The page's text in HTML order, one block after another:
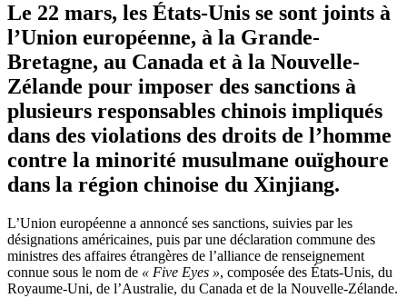
Le 22 mars, les États-Unis se sont joints à
l’Union européenne, à la Grande-
Bretagne, au Canada et à la Nouvelle-
Zélande pour imposer des sanctions à
plusieurs responsables chinois impliqués
dans des violations des droits de l’homme
contre la minorité musulmane ouïghoure
dans la région chinoise du Xinjiang.
L’Union européenne a annoncé ses sanctions, suivies par les
désignations américaines, puis par une déclaration commune des
ministres des affaires étrangères de l’alliance de renseignement
connue sous le nom de « Five Eyes », composée des États-Unis, du
Royaume-Uni, de l’Australie, du Canada et de la Nouvelle-Zélande.